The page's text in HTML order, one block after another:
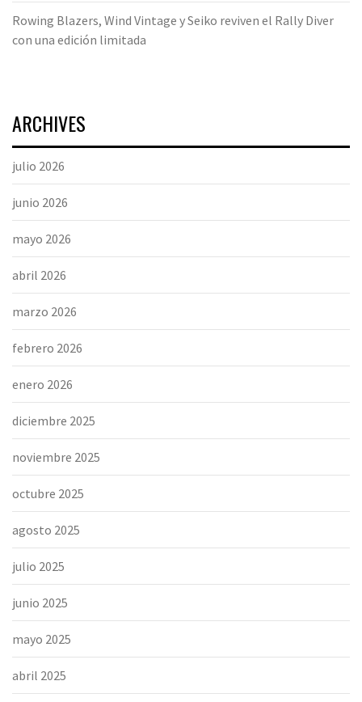
Rowing Blazers, Wind Vintage y Seiko reviven el Rally Diver
con una edición limitada
ARCHIVES
julio 2026
junio 2026
mayo 2026
abril 2026
marzo 2026
febrero 2026
enero 2026
diciembre 2025
noviembre 2025
octubre 2025
agosto 2025
julio 2025
junio 2025
mayo 2025
abril 2025